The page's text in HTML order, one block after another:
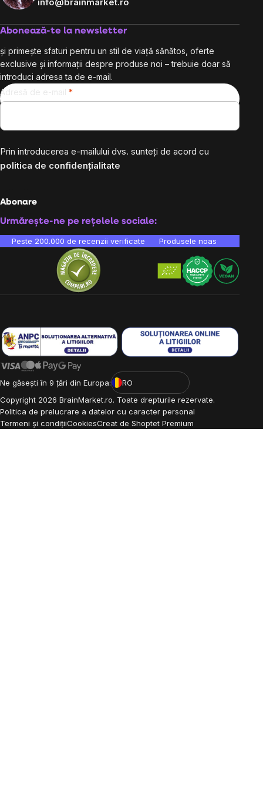
Abonează-te la newsletter
și primește sfaturi pentru un stil de viață sănătos, oferte
exclusive și informații despre produse noi – trebuie doar să
introduci adresa ta de e-mail.
Adresă de e-mail
Prin introducerea e-mailului dvs. sunteți de acord cu
politica de confidențialitate
Abonare
Urmărește-ne pe rețelele sociale:
Peste 200.000 de recenzii verificate Produsele noastre sunt
Ne găsești în 9 țări din Europa:
RO
Copyright 2026 BrainMarket.ro. Toate drepturile rezervate.
Politica de prelucrare a datelor cu caracter personal
Termeni și condițiiCookiesCreat de Shoptet Premium